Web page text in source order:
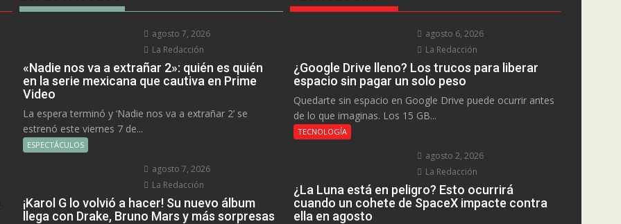
agosto 7, 2026
La Redacción
«Nadie nos va a extrañar 2»: quién es quién
en la serie mexicana que cautiva en Prime
Video
La espera terminó y ‘Nadie nos va a extrañar 2’ se
estrenó este viernes 7 de...
ESPECTÁCULOS
agosto 7, 2026
La Redacción
¡Karol G lo volvió a hacer! Su nuevo álbum
llega con Drake, Bruno Mars y más sorpresas
agosto 6, 2026
La Redacción
¿Google Drive lleno? Los trucos para liberar
espacio sin pagar un solo peso
Quedarte sin espacio en Google Drive puede ocurrir antes
de lo que imaginas. Los 15 GB...
TECNOLOGÍA
agosto 2, 2026
La Redacción
¿La Luna está en peligro? Esto ocurrirá
cuando un cohete de SpaceX impacte contra
ella en agosto